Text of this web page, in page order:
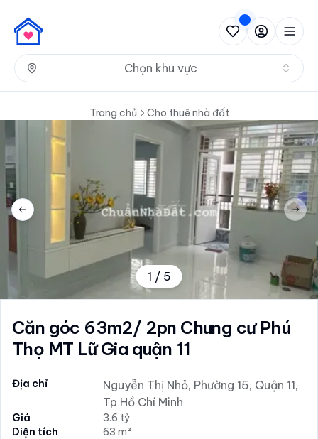
Chọn khu vực
Trang chủ Cho thuê nhà đất
Previous slide
1 / 5
Căn góc 63m2/ 2pn Chung cư Phú
Thọ MT Lữ Gia quận 11
Địa chỉ
Nguyễn Thị Nhỏ, Phường 15, Quận 11,
Tp Hồ Chí Minh
Giá
3.6 tỷ
Diện tích
63 m²